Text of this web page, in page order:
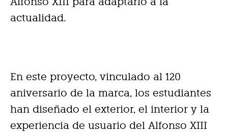
actualidad.
En este proyecto, vinculado al 120
aniversario de la marca, los estudiantes
han diseñado el exterior, el interior y la
experiencia de usuario del Alfonso XIII